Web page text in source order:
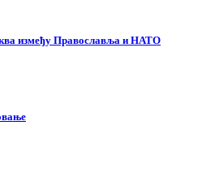
између Православља и НАТО